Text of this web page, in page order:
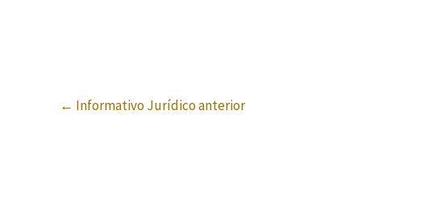
← Informativo Jurídico anterior